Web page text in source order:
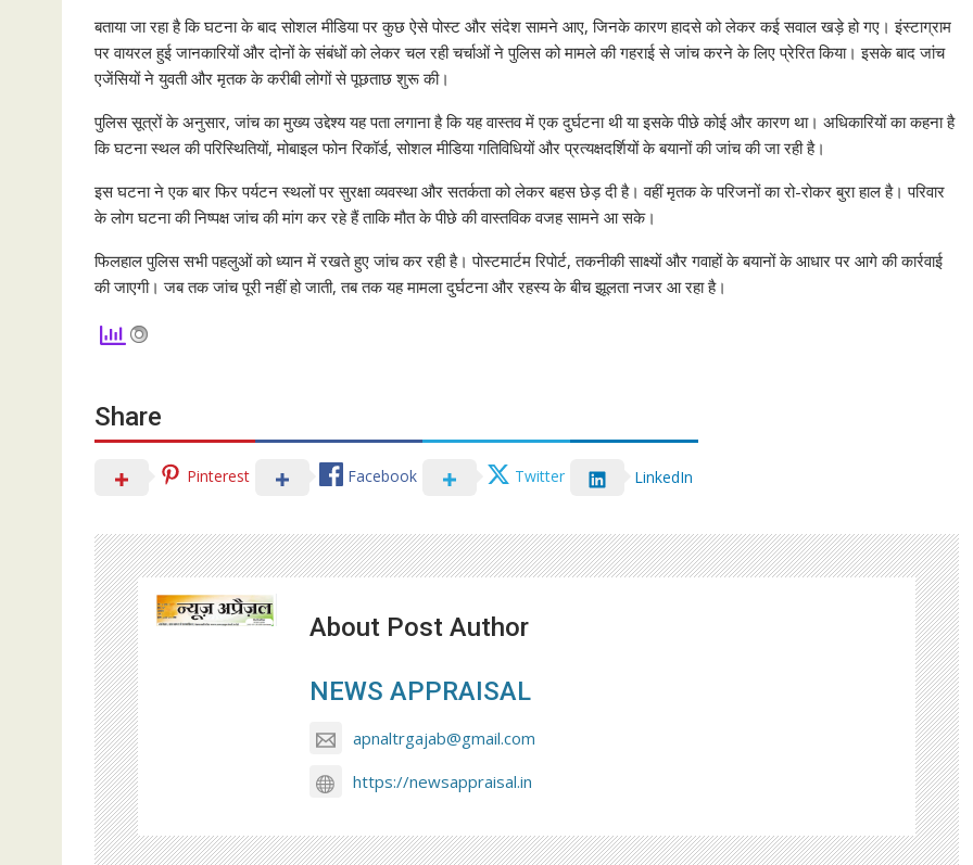
बताया जा रहा है कि घटना के बाद सोशल मीडिया पर कुछ ऐसे पोस्ट और संदेश सामने आए, जिनके कारण हादसे को लेकर कई सवाल खड़े हो गए। इंस्टाग्राम
पर वायरल हुई जानकारियों और दोनों के संबंधों को लेकर चल रही चर्चाओं ने पुलिस को मामले की गहराई से जांच करने के लिए प्रेरित किया। इसके बाद जांच
एजेंसियों ने युवती और मृतक के करीबी लोगों से पूछताछ शुरू की।
पुलिस सूत्रों के अनुसार, जांच का मुख्य उद्देश्य यह पता लगाना है कि यह वास्तव में एक दुर्घटना थी या इसके पीछे कोई और कारण था। अधिकारियों का कहना है
कि घटना स्थल की परिस्थितियों, मोबाइल फोन रिकॉर्ड, सोशल मीडिया गतिविधियों और प्रत्यक्षदर्शियों के बयानों की जांच की जा रही है।
इस घटना ने एक बार फिर पर्यटन स्थलों पर सुरक्षा व्यवस्था और सतर्कता को लेकर बहस छेड़ दी है। वहीं मृतक के परिजनों का रो-रोकर बुरा हाल है। परिवार
के लोग घटना की निष्पक्ष जांच की मांग कर रहे हैं ताकि मौत के पीछे की वास्तविक वजह सामने आ सके।
फिलहाल पुलिस सभी पहलुओं को ध्यान में रखते हुए जांच कर रही है। पोस्टमार्टम रिपोर्ट, तकनीकी साक्ष्यों और गवाहों के बयानों के आधार पर आगे की कार्रवाई
की जाएगी। जब तक जांच पूरी नहीं हो जाती, तब तक यह मामला दुर्घटना और रहस्य के बीच झूलता नजर आ रहा है।
Share
Pinterest Facebook Twitter LinkedIn
About Post Author
NEWS APPRAISAL
apnaltrgajab@gmail.com
https://newsappraisal.in